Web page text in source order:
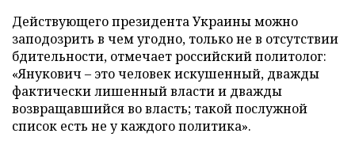
Действующего президента Украины можно
заподозрить в чем угодно, только не в отсутствии
бдительности, отмечает российский политолог:
«Янукович – это человек искушенный, дважды
фактически лишенный власти и дважды
возвращавшийся во власть; такой послужной
список есть не у каждого политика».